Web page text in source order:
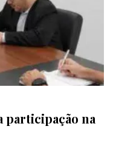
participação na